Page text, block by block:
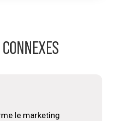
le marketing